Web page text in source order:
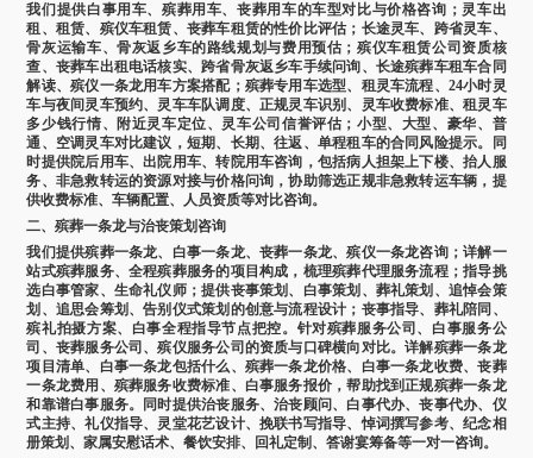
我们提供白事用车、殡葬用车、丧葬用车的车型对比与价格咨询；灵车出
租、租赁、殡仪车租赁、丧葬车租赁的性价比评估；长途灵车、跨省灵车、
骨灰运输车、骨灰返乡车的路线规划与费用预估；殡仪车租赁公司资质核
查、丧葬车出租电话核实、跨省骨灰返乡车手续问询、长途殡葬车租车合同
解读、殡仪一条龙用车方案搭配；殡葬专用车选型、租灵车流程、24小时灵
车与夜间灵车预约、灵车车队调度、正规灵车识别、灵车收费标准、租灵车
多少钱行情、附近灵车定位、灵车公司信誉评估；小型、大型、豪华、普
通、空调灵车对比建议，短期、长期、往返、单程租车的合同风险提示。同
时提供院后用车、出院用车、转院用车咨询，包括病人担架上下楼、抬人服
务、非急救转运的资源对接与价格问询，协助筛选正规非急救转运车辆，提
供收费标准、车辆配置、人员资质等对比咨询。
二、殡葬一条龙与治丧策划咨询
我们提供殡葬一条龙、白事一条龙、丧葬一条龙、殡仪一条龙咨询；详解一
站式殡葬服务、全程殡葬服务的项目构成，梳理殡葬代理服务流程；指导挑
选白事管家、生命礼仪师；提供丧事策划、白事策划、葬礼策划、追悼会策
划、追思会筹划、告别仪式策划的创意与流程设计；丧事指导、葬礼陪同、
殡礼拍摄方案、白事全程指导节点把控。针对殡葬服务公司、白事服务公
司、丧葬服务公司、殡仪服务公司的资质与口碑横向对比。详解殡葬一条龙
项目清单、白事一条龙包括什么、殡葬一条龙价格、白事一条龙收费、丧葬
一条龙费用、殡葬服务收费标准、白事服务报价，帮助找到正规殡葬一条龙
和靠谱白事服务。同时提供治丧服务、治丧顾问、白事代办、丧事代办、仪
式主持、礼仪指导、灵堂花艺设计、挽联书写指导、悼词撰写参考、纪念相
册策划、家属安慰话术、餐饮安排、回礼定制、答谢宴筹备等一对一咨询。